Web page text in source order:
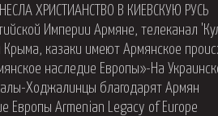
ХРИСТИАНСТВО В КИЕВСКУЮ РУСЬ
Империи Армяне, телеканал
Крыма, казаки имеют Армянское
наследие Европы»-На
Xоджалинцы благодарят Aрмян
Европы Armenian Legacy of Europe